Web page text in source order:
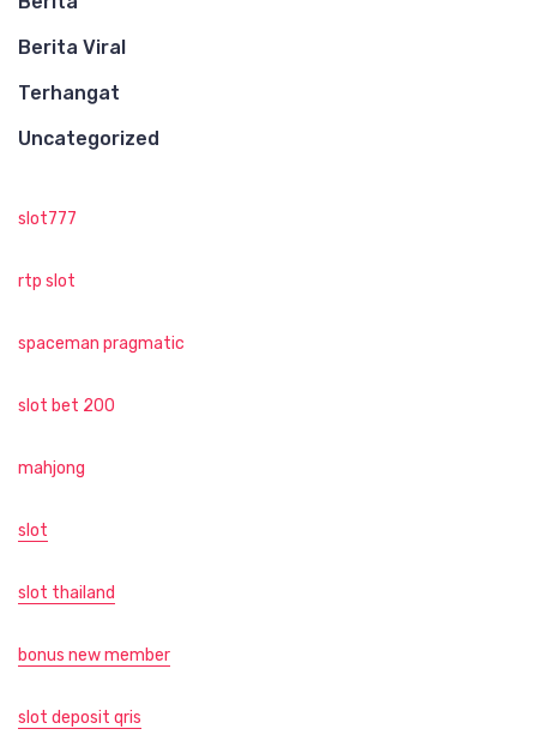
Berita Viral
Terhangat
Uncategorized
slot777
rtp slot
spaceman pragmatic
slot bet 200
mahjong
slot
slot thailand
bonus new member
slot deposit qris